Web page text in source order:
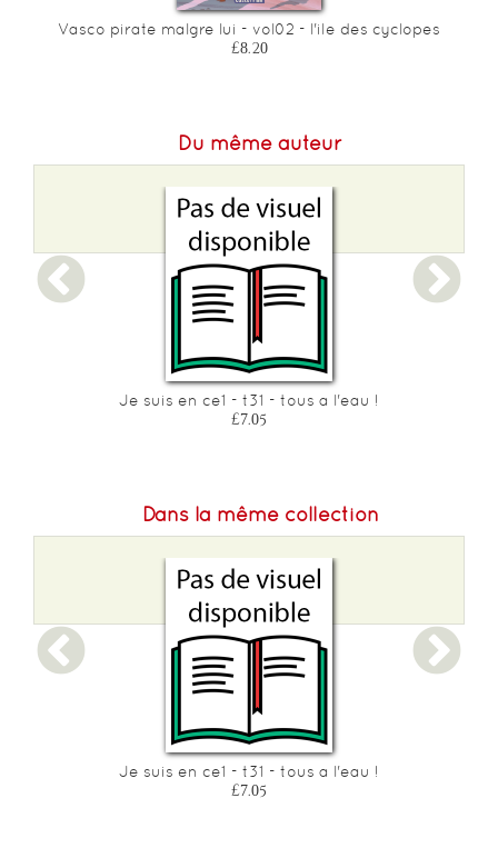
Vasco pirate malgre lui - vol02 - l'ile des cyclopes
£8.20
Du même auteur
Je suis en ce1 - t31 - tous a l'eau !
£7.05
Dans la même collection
Je suis en ce1 - t31 - tous a l'eau !
£7.05